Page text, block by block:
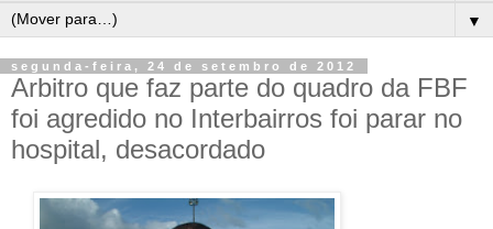
▼
segunda-feira, 24 de setembro de 2012
Arbitro que faz parte do quadro da FBF
foi agredido no Interbairros foi parar no
hospital, desacordado